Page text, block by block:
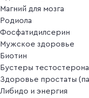
Магний для мозга
Родиола
Фосфатидилсерин
Мужское здоровье
Биотин
Бустеры
Здоровье простаты
Либидо и энергия